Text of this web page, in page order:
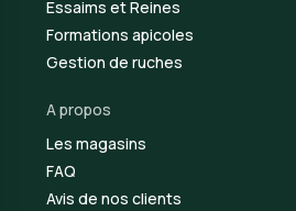
Essaims et Reines
Formations apicoles
Gestion de ruches
A propos
Les magasins
FAQ
Avis de nos clients